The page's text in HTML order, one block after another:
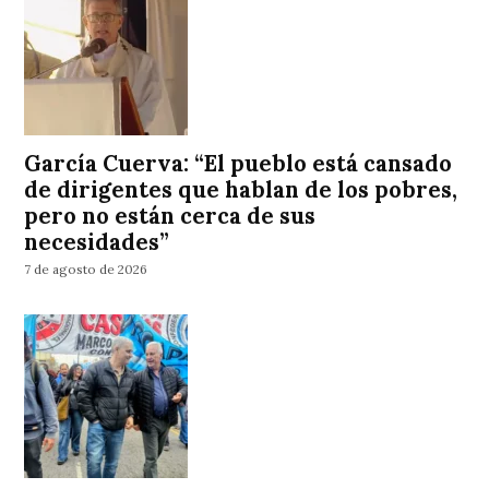
García Cuerva: “El pueblo está cansado
de dirigentes que hablan de los pobres,
pero no están cerca de sus
necesidades”
7 de agosto de 2026